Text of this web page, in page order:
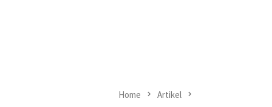
Home Artikel